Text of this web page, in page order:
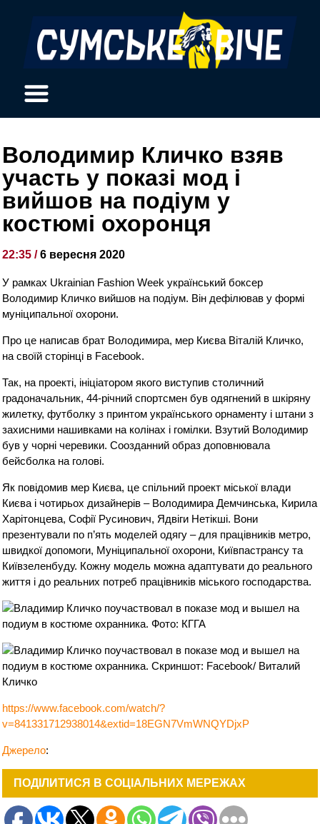
Володимир Кличко взяв
участь у показі мод і
вийшов на подіум у
костюмі охоронця
22:35 /6 вересня 2020
У рамках Ukrainian Fashion Week український боксер
Володимир Кличко вийшов на подіум. Він дефілював у формі
муніципальної охорони.
Про це написав брат Володимира, мер Києва Віталій Кличко,
на своїй сторінці в Facebook.
Так, на проекті, ініціатором якого виступив столичний
градоначальник, 44-річний спортсмен був одягнений в шкіряну
жилетку, футболку з принтом українського орнаменту і штани з
захисними нашивками на колінах і гомілки. Взутий Володимир
був у чорні черевики. Соозданний образ доповнювала
бейсболка на голові.
Як повідомив мер Києва, це спільний проект міської влади
Києва і чотирьох дизайнерів – Володимира Демчинська, Кирила
Харітонцева, Софії Русинович, Ядвіги Нетікші. Вони
презентували по п’ять моделей одягу – для працівників метро, ​​
швидкої допомоги, Муніципальної охорони, Київпастрансу та
Київзеленбуду. Кожну модель можна адаптувати до реального
життя і до реальних потреб працівників міського господарства.
https://www.facebook.com/watch/?
v=841331712938014&extid=18EGN7VmWNQYDjxP
Джерело:
ПОДІЛИТИСЯ В СОЦІАЛЬНИХ МЕРЕЖАХ